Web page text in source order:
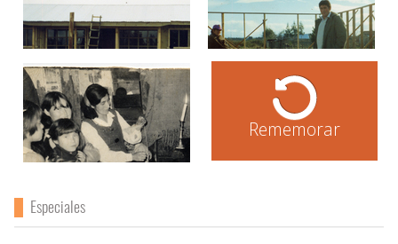
Rememorar
Especiales